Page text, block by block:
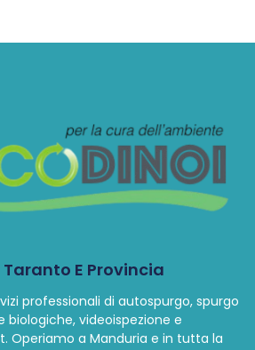
Taranto E Provincia
professionali di autospurgo, spurgo
biologiche, videoispezione e
Operiamo a Manduria e in tutta la